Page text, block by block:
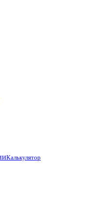
Калькулятор